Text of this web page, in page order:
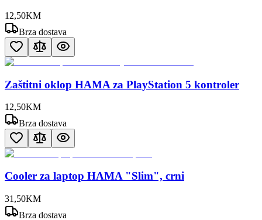
12,50KM
Brza dostava
Zaštitni oklop HAMA za PlayStation 5 kontroler
12,50KM
Brza dostava
Cooler za laptop HAMA "Slim", crni
31 ,50KM
Brza dostava